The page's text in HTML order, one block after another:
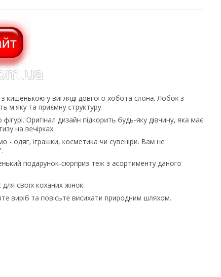
з кишенькою у вигляді довгого хобота слона. Лобок з
м'яку та приємну структуру.
Оригінал дизайн підкорить будь-яку дівчину, яка має
на вечірках.
- одяг, іграшки, косметика чи сувеніри. Вам не
подарунок-сюрприз теж з асортименту даного
своїх коханих жінок.
виріб та повісьте висихати природним шляхом.